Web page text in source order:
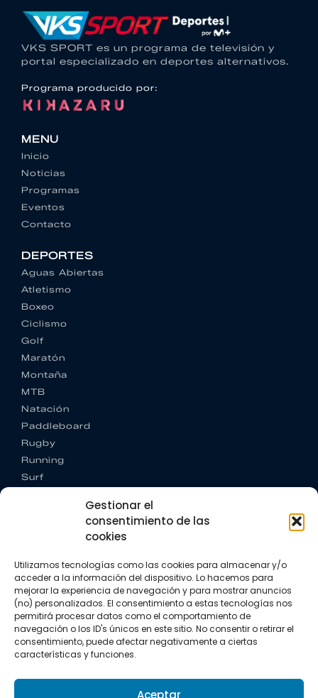
Gestionar el
consentimiento de las
cookies
Utilizamos tecnologías como las cookies para almacenar y/o
acceder a la información del dispositivo. Lo hacemos para
mejorar la experiencia de navegación y para mostrar anuncios
(no) personalizados. El consentimiento a estas tecnologías nos
permitirá procesar datos como el comportamiento de
navegación o los ID's únicos en este sitio. No consentir o retirar el
consentimiento, puede afectar negativamente a ciertas
características y funciones.
Aceptar
VKS SPORT es un programa de televisión y
portal especializado en deportes alternativos.
Programa producido por:
MENU
Inicio
Noticias
Programas
Eventos
Contacto
DEPORTES
Aguas Abiertas
Atletismo
Boxeo
Ciclismo
Golf
Maratón
Montaña
MTB
Natación
Paddleboard
Rugby
Running
Surf
CONTACTO
+34 662 342 177
info@vkssport.com
SÍGUENOS
Política de privacidad